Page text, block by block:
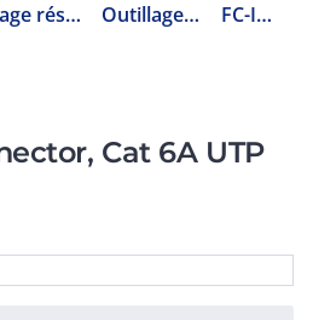
Outillage réseau informatique Outillage réseau cuivre FC-ICC/Y3MWH
Cat 6A UTP